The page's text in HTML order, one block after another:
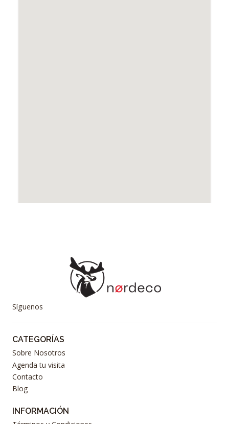
Síguenos
CATEGORÍAS
Sobre Nosotros
Agenda tu visita
Contacto
Blog
INFORMACIÓN